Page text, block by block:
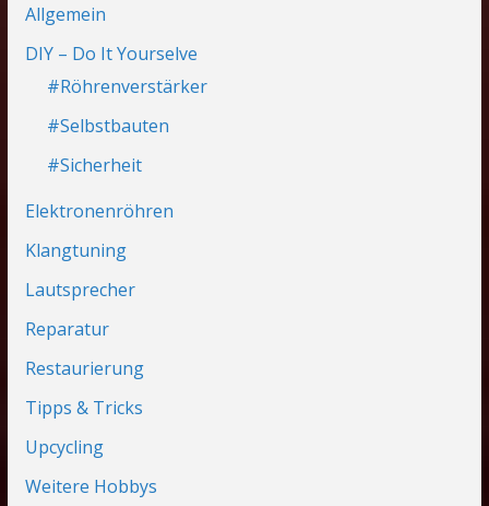
Allgemein
DIY – Do It Yourselve
#Röhrenverstärker
#Selbstbauten
#Sicherheit
Elektronenröhren
Klangtuning
Lautsprecher
Reparatur
Restaurierung
Tipps & Tricks
Upcycling
Weitere Hobbys